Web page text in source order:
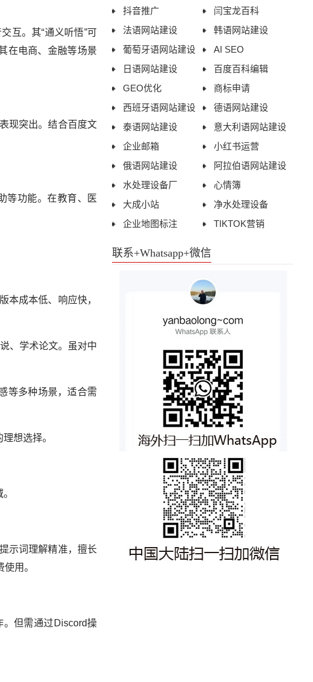
互。其“通义听悟”可
在电商、金融等场景
现突出。结合百度文
等功能。在教育、医
成本低、响应快，
、学术论文。虽对中
等多种场景，适合需
想选择。
示词理解精准，擅长
用。
但需通过Discord操
抖音推广
闫宝龙百科
法语网站建设
韩语网站建设
葡萄牙语网站建设
AI SEO
日语网站建设
百度百科编辑
GEO优化
商标申请
西班牙语网站建设
德语网站建设
泰语网站建设
意大利语网站建设
企业邮箱
小红书运营
俄语网站建设
阿拉伯语网站建设
水处理设备厂
心情簿
大成小站
净水处理设备
企业地图标注
TIKTOK营销
联系+Whatsapp+微信